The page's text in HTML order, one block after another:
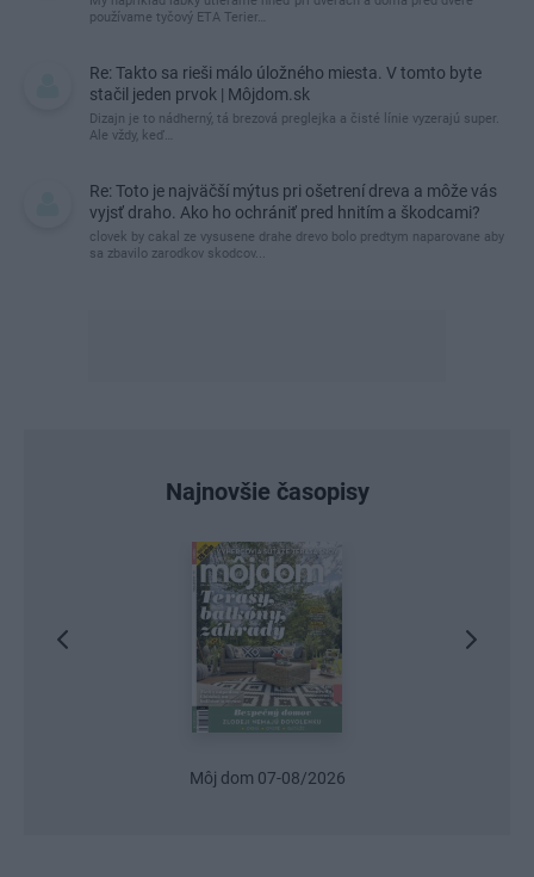
používame tyčový ETA Terier…
Re: Takto sa rieši málo úložného miesta. V tomto byte
stačil jeden prvok | Môjdom.sk
Dizajn je to nádherný, tá brezová preglejka a čisté línie vyzerajú super.
Ale vždy, keď…
Re: Toto je najväčší mýtus pri ošetrení dreva a môže vás
vyjsť draho. Ako ho ochrániť pred hnitím a škodcami?
clovek by cakal ze vysusene drahe drevo bolo predtym naparovane aby
sa zbavilo zarodkov skodcov...
Najnovšie časopisy
Urob si sám 6/2026